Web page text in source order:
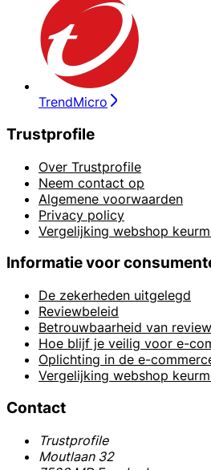
TrendMicro
Trustprofile
Over Trustprofile
Neem contact op
Algemene voorwaarden
Privacy policy
Vergelijking webshop
Informatie voor
De zekerheden uitgelegd
Reviewbeleid
Betrouwbaarheid van
Hoe blijf je veilig voor e-
Oplichting in de e-
Vergelijking webshop
Contact
Trustprofile
Moutlaan 32